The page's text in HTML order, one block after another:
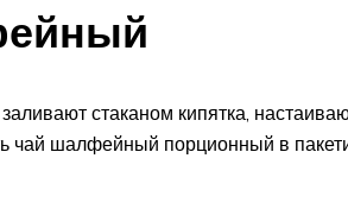
стаканом кипятка,
чай шалфейный порционный в